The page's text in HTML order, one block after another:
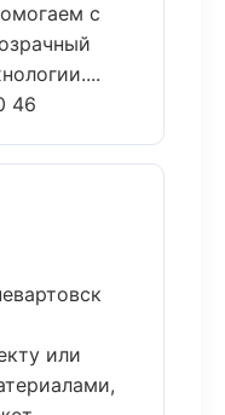
с
46
или